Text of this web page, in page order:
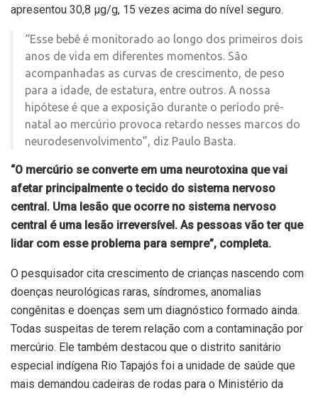
apresentou 30,8 µg/g, 15 vezes acima do nível seguro.
“Esse bebê é monitorado ao longo dos primeiros dois
anos de vida em diferentes momentos. São
acompanhadas as curvas de crescimento, de peso
para a idade, de estatura, entre outros. A nossa
hipótese é que a exposição durante o período pré-
natal ao mercúrio provoca retardo nesses marcos do
neurodesenvolvimento”, diz Paulo Basta.
“O mercúrio se converte em uma neurotoxina que vai
afetar principalmente o tecido do sistema nervoso
central. Uma lesão que ocorre no sistema nervoso
central é uma lesão irreversível. As pessoas vão ter que
lidar com esse problema para sempre”, completa.
O pesquisador cita crescimento de crianças nascendo com
doenças neurológicas raras, síndromes, anomalias
congênitas e doenças sem um diagnóstico formado ainda.
Todas suspeitas de terem relação com a contaminação por
mercúrio. Ele também destacou que o distrito sanitário
especial indígena Rio Tapajós foi a unidade de saúde que
mais demandou cadeiras de rodas para o Ministério da